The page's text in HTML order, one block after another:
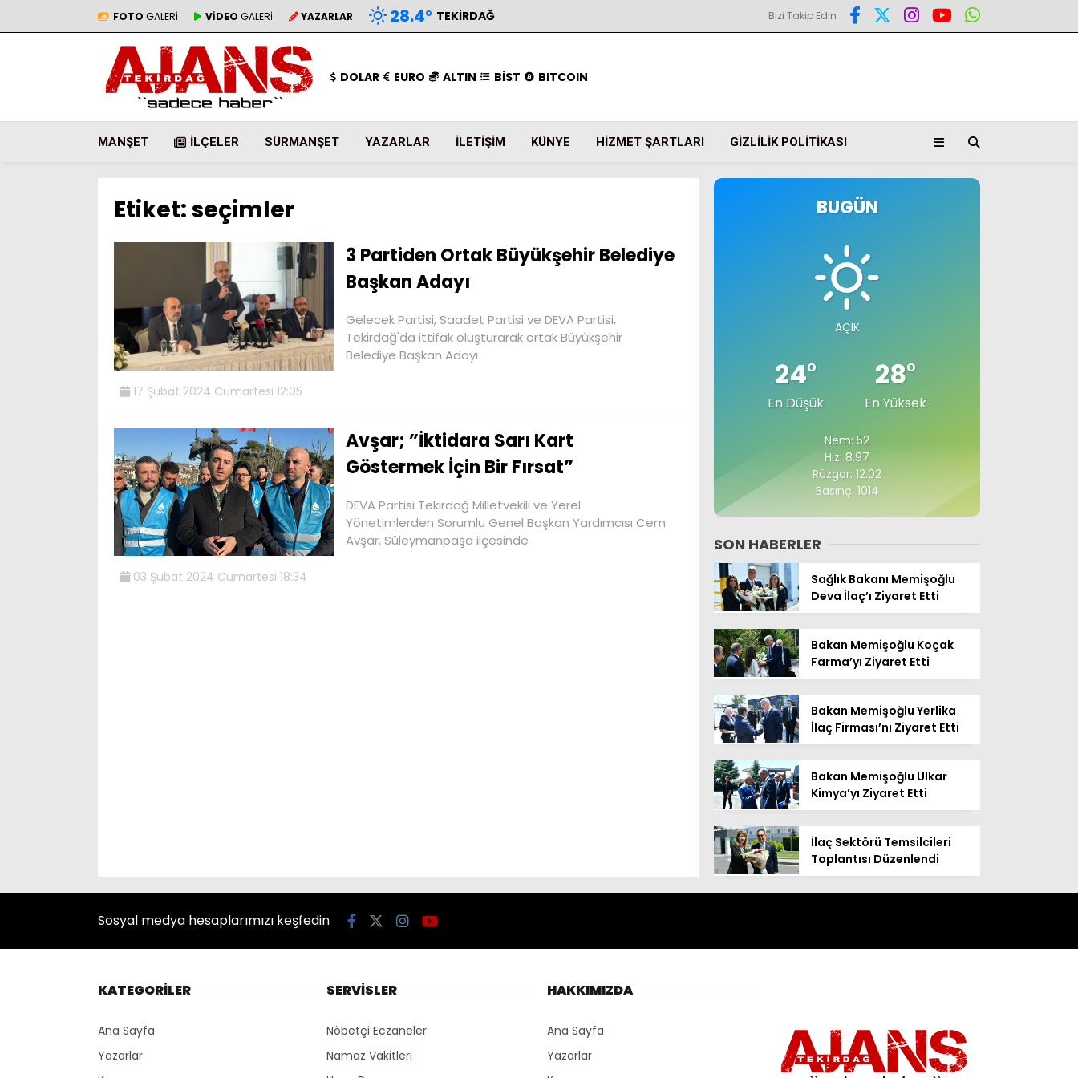
FOTO GALERİ VİDEO GALERİ YAZARLAR 28.4° TEKIRDAĞ Bizi Takip Edin
DOLAR EURO ALTIN BİST BITCOIN
MANŞET İLÇELER SÜRMANŞET YAZARLAR İLETIŞIM KÜNYE HIZMET ŞARTLARI GIZLILIK POLITIKASI
Etiket:seçimler
3 Partiden Ortak Büyükşehir Belediye
Başkan Adayı
Gelecek Partisi, Saadet Partisi ve DEVA Partisi,
Tekirdağ'da ittifak oluşturarak ortak Büyükşehir
Belediye Başkan Adayı
17 Şubat 2024 Cumartesi 12:05
Avşar; ”İktidara Sarı Kart
Göstermek İçin Bir Fırsat”
DEVA Partisi Tekirdağ Milletvekili ve Yerel
Yönetimlerden Sorumlu Genel Başkan Yardımcısı Cem
Avşar, Süleymanpaşa ilçesinde
03 Şubat 2024 Cumartesi 18:34
BUGÜN
AÇIK
24°
En Düşük
28°
En Yüksek
Nem: 52
Hız: 8.97
Rüzgar: 12.02
Basınç: 1014
SON HABERLER
Sağlık Bakanı Memişoğlu
Deva İlaç’ı Ziyaret Etti
Bakan Memişoğlu Koçak
Farma’yı Ziyaret Etti
Bakan Memişoğlu Yerlika
İlaç Firması’nı Ziyaret Etti
Bakan Memişoğlu Ulkar
Kimya’yı Ziyaret Etti
İlaç Sektörü Temsilcileri
Toplantısı Düzenlendi
Sosyal medya hesaplarımızı keşfedin
KATEGORİLER
Ana Sayfa
Yazarlar
SERVİSLER
Nöbetçi Eczaneler
Namaz Vakitleri
HAKKIMIZDA
Ana Sayfa
Yazarlar